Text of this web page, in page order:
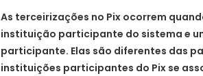
As terceirizações no Pix ocorrem
instituição participante do sistema e
participante. Elas são diferentes das
instituições participantes do Pix se